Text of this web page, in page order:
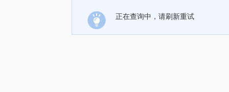
正在查询中，请刷新重试